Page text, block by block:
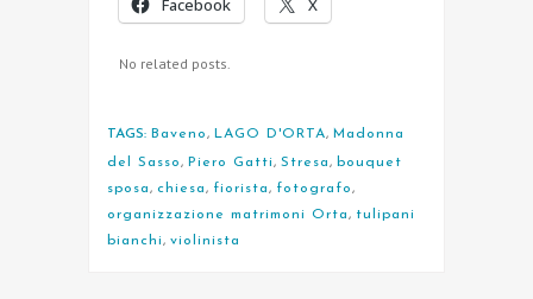
Facebook X
No related posts.
TAGS: Baveno, LAGO D'ORTA, Madonna
del Sasso, Piero Gatti, Stresa, bouquet
sposa, chiesa, fiorista, fotografo,
organizzazione matrimoni Orta, tulipani
bianchi, violinista